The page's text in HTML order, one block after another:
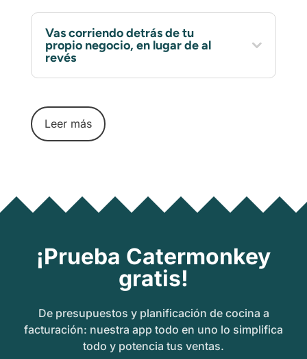
Vas corriendo detrás de tu
propio negocio, en lugar de al
revés
Leer más
¡Prueba Catermonkey
gratis!
De presupuestos y planificación de cocina a
facturación: nuestra app todo en uno lo simplifica
todo y potencia tus ventas.